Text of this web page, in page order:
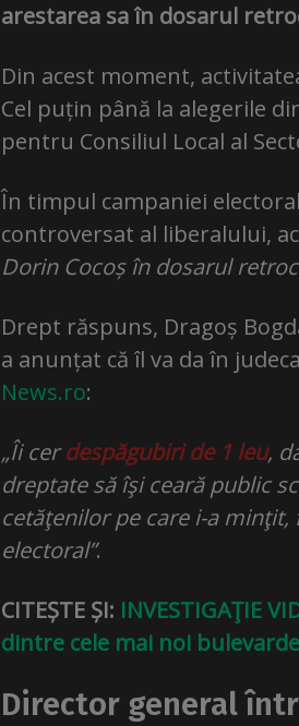
arestarea sa în dosarul
Din acest moment,
Cel puțin până la alegerile
pentru Consiliul Local al
În timpul campaniei
controversat al liberalului,
Dorin Cocoș în dosarul
Drept răspuns, Dragoș
a anunțat că îl va da în
News.ro:
„Îi cerdespăgubiri de 1 leu,
dreptate să îşi ceară public
cetăţenilor pe care i-a
electoral”.
CITEȘTE ȘI: INVESTIGAŢIE
dintre cele mai noi
Director general